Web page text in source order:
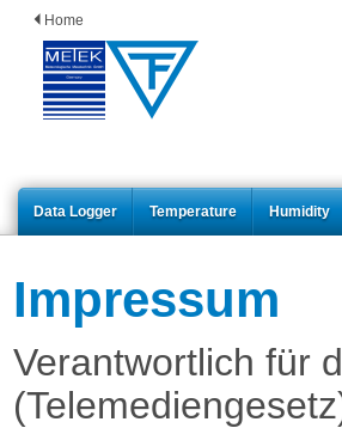
Home
Data Logger Temperature Humidity
Impressum
Verantwortlich für